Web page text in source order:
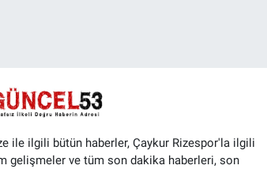
ile ilgili bütün haberler, Çaykur Rizespor'la ilgili
gelişmeler ve tüm son dakika haberleri, son